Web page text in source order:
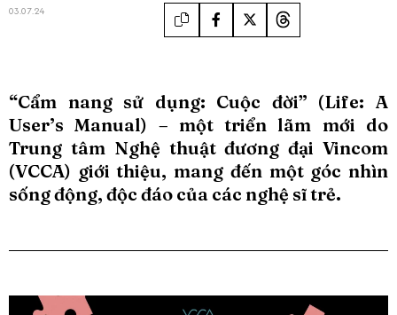
03.07.24
“Cẩm nang sử dụng: Cuộc đời” (Life: A
User’s Manual) – một triển lãm mới do
Trung tâm Nghệ thuật đương đại Vincom
(VCCA) giới thiệu, mang đến một góc nhìn
sống động, độc đáo của các nghệ sĩ trẻ.